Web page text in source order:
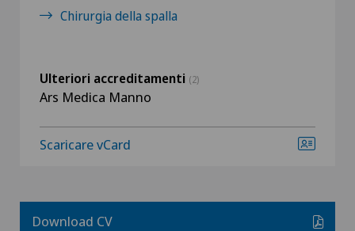
Chirurgia della spalla
Ulteriori accreditamenti (2)
Ars Medica Manno
Scaricare vCard
Download CV